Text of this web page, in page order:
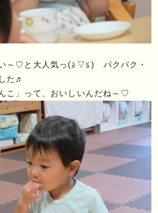
～♡と大人気っ(≧▽≦) パクパク・
た♬
こ」って、おいしいんだね～♡